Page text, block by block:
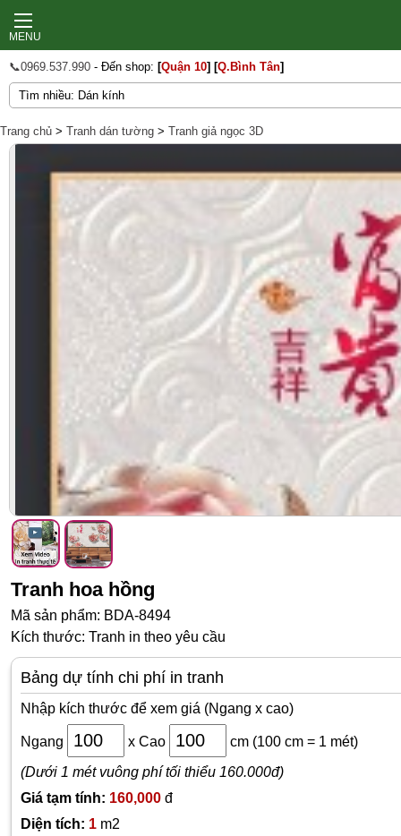
MENU
📞0969.537.990 - Đến shop: [Quận 10] [Q.Bình Tân]
Trang chủ > Tranh dán tường > Tranh giả ngọc 3D
Tranh hoa hồng
Mã sản phẩm: BDA-8494
Kích thước: Tranh in theo yêu cầu
Bảng dự tính chi phí in tranh
Nhập kích thước để xem giá (Ngang x cao)
Ngang x Cao cm (100 cm = 1 mét)
(Dưới 1 mét vuông phí tối thiểu 160.000đ)
Giá tạm tính: 160,000 đ
Diện tích: 1 m2